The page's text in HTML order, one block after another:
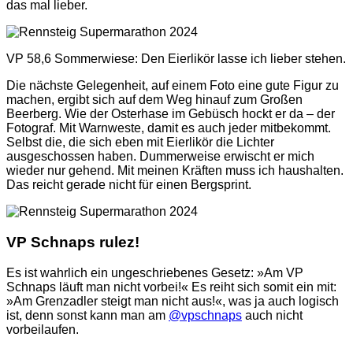
das mal lieber.
VP 58,6 Sommerwiese: Den Eierlikör lasse ich lieber stehen.
Die nächste Gelegenheit, auf einem Foto eine gute Figur zu
machen, ergibt sich auf dem Weg hinauf zum Großen
Beerberg. Wie der Osterhase im Gebüsch hockt er da – der
Fotograf. Mit Warnweste, damit es auch jeder mitbekommt.
Selbst die, die sich eben mit Eierlikör die Lichter
ausgeschossen haben. Dummerweise erwischt er mich
wieder nur gehend. Mit meinen Kräften muss ich haushalten.
Das reicht gerade nicht für einen Bergsprint.
VP Schnaps rulez!
Es ist wahrlich ein ungeschriebenes Gesetz: »Am VP
Schnaps läuft man nicht vorbei!« Es reiht sich somit ein mit:
»Am Grenzadler steigt man nicht aus!«, was ja auch logisch
ist, denn sonst kann man am @vpschnaps auch nicht
vorbeilaufen.